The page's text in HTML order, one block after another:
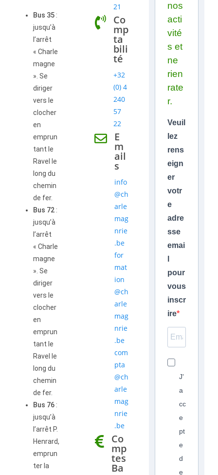
Bus 35 :
jusqu’à
l’arrêt
« Charle
magne
». Se
diriger
vers le
clocher
en
emprun
tant le
Ravel le
long du
chemin
de fer.
Bus 72:
jusqu’à
l’arrêt
« Charle
magne
». Se
diriger
vers le
clocher
en
emprun
tant le
Ravel le
long du
chemin
de fer.
Bus 76:
jusqu’à
l’arrêt P.
Henrard,
emprun
ter la
21
Co
mp
ta
bili
té
+32
(0) 4
240
57
22
E
m
ail
s
info
@ch
arle
mag
nrie
.be
for
mat
ion
@ch
arle
mag
nrie
.be
com
pta
@ch
arle
mag
nrie
.be
Co
mp
tes
Ba
nos
acti
vité
s et
ne
rien
rate
r.
Veuil
lez
rens
eign
er
votr
e
adre
sse
emai
pour
vous
inscr
ire
J'
a
cc
e
pt
e
d
e